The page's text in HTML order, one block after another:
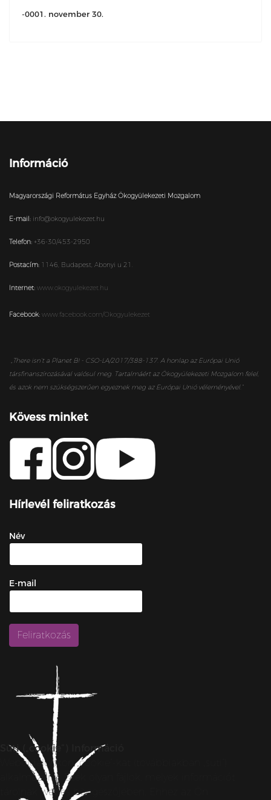
-0001. november 30.
Információ
Magyarországi Református Egyház Ökogyülekezeti Mozgalom
E-mail: info@okogyulekezet.hu
Telefon: +36-30/453-2950
Postacím: 1146, Budapest, Abonyi u 21.
Internet: www.okogyulekezet.hu
Facebook: www.facebook.com/Okogyulekezet
„ There isn’t a Planet B! - CSO-LA/2017/388-137. A honlap az Európai Unió
társfinanszírozásával valósul meg. Tartalmáért az Ökogyülekezeti Mozgalom felel,
és azok nem szükségszerűen egyeznek meg az Európai Unió véleményével.”
Kövess minket
Hírlevél feliratkozás
Név
E-mail
Süti („cookie”) Információ
Weboldalunkon „cookie”-kat (továbbiakban „süti”)
alkalmazunk. Ezek olyan fájlok, melyek információt
tárolnak webes böngészőjében. Ehhez az Ön